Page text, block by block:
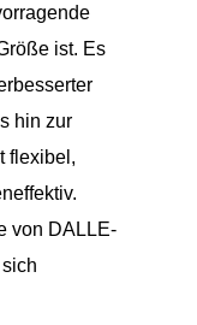
ist. Es
hin zur
flexibel,
von DALLE-